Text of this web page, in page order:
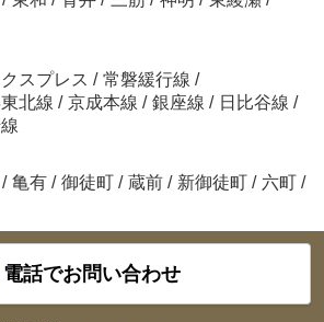
スプレス / 常磐緩行線 /
北線 / 京成本線 / 銀座線 / 日比谷線 /
/ 亀有 / 御徒町 / 蔵前 / 新御徒町 / 六町 /
電話でお問い合わせ